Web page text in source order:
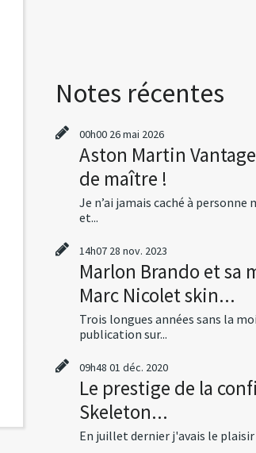
Notes récentes
00h00 26mai 2026
Aston Martin
de maître !
Je n’ai jamais caché à
et...
14h07 28 nov. 2023
Marlon Brando et sa
Marc Nicolet skin...
Trois longues années sans la
publication sur...
09h48 01 déc. 2020
Le prestige de la
Skeleton...
En juillet dernier j'avais le plaisir